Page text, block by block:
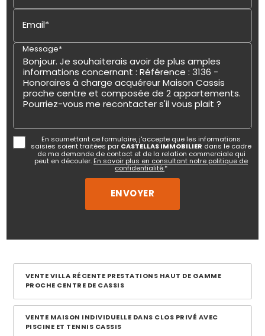
Email*
Message*
En soumettant ce formulaire, j'accepte que les informations
saisies soient traitées par CASTELLAS IMMOBILIER dans le cadre
de ma demande de contact et de la relation commerciale qui
peut en découler.En savoir plus en consultant notre politique de
confidentialité.*
VENTE VILLA RÉCENTE PRESTATIONS HAUT DE GAMME
PROCHE CENTRE DE CASSIS
VENTE MAISON INDIVIDUELLE DANS CLOS PRIVÉ AVEC
PISCINE ET TENNIS CASSIS